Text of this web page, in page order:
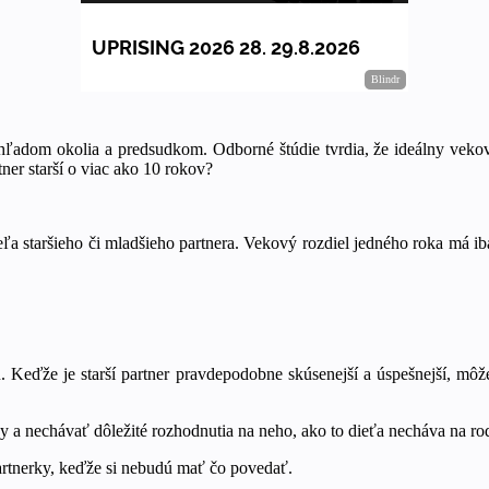
okolia a predsudkom. Odborné štúdie tvrdia, že ideálny
starší o viac ako 10 rokov?
staršieho či mladšieho partnera. Vekový rozdiel jedného roka má
je starší partner pravdepodobne skúsenejší a úspešnejší,
nechávať dôležité rozhodnutia na neho, ako to dieťa necháva na
keďže si nebudú mať čo povedať.